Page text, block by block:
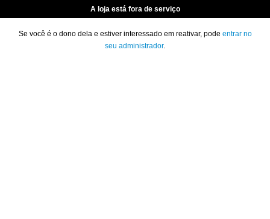
A loja está fora de serviço
Se você é o dono dela e estiver interessado em reativar, pode entrar no
seu administrador.